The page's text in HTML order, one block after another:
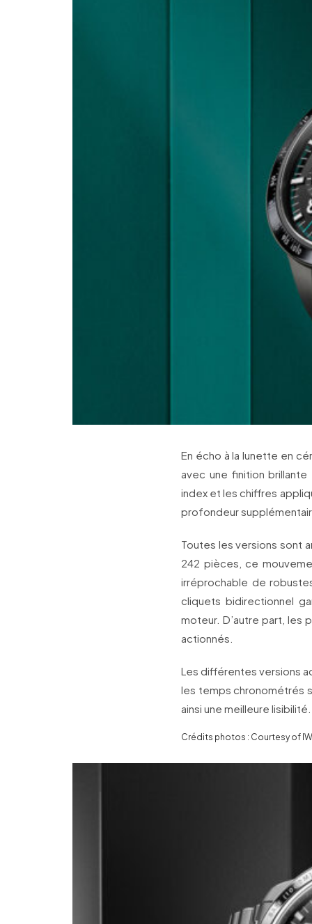
En écho à la lunette en
avec une finition
index et les chiffres
profondeur
Toutes les versions sont
242 pièces, ce
irréprochable de
cliquets bidirectionnel
moteur. D’autre part, les
actionnés.
Les différentes versions
les temps chronométrés
ainsi une meilleure lisibilité.
Crédits photos : Courtesy of